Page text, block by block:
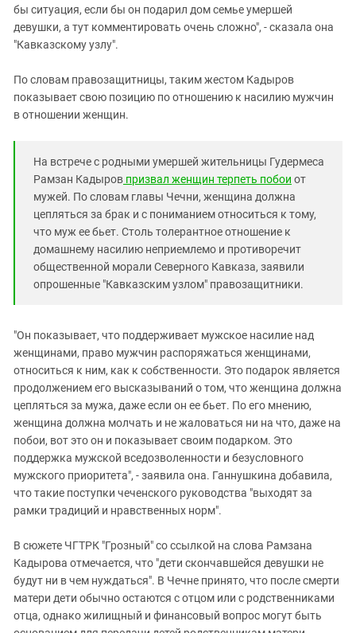
бы ситуация, если бы он подарил дом семье умершей
девушки, а тут комментировать очень сложно", - сказала она
"Кавказскому узлу".
По словам правозащитницы, таким жестом Кадыров
показывает свою позицию по отношению к насилию мужчин
в отношении женщин.
На встрече с родными умершей жительницы Гудермеса
Рамзан Кадыров призвал женщин терпеть побои от
мужей. По словам главы Чечни, женщина должна
цепляться за брак и с пониманием относиться к тому,
что муж ее бьет. Столь толерантное отношение к
домашнему насилию неприемлемо и противоречит
общественной морали Северного Кавказа, заявили
опрошенные "Кавказским узлом" правозащитники.
"Он показывает, что поддерживает мужское насилие над
женщинами, право мужчин распоряжаться женщинами,
относиться к ним, как к собственности. Это подарок является
продолжением его высказываний о том, что женщина должна
цепляться за мужа, даже если он ее бьет. По его мнению,
женщина должна молчать и не жаловаться ни на что, даже на
побои, вот это он и показывает своим подарком. Это
поддержка мужской вседозволенности и безусловного
мужского приоритета", - заявила она. Ганнушкина добавила,
что такие поступки чеченского руководства "выходят за
рамки традиций и нравственных норм".
В сюжете ЧГТРК "Грозный" со ссылкой на слова Рамзана
Кадырова отмечается, что "дети скончавшейся девушки не
будут ни в чем нуждаться". В Чечне принято, что после смерти
матери дети обычно остаются с отцом или с родственниками
отца, однако жилищный и финансовый вопрос могут быть